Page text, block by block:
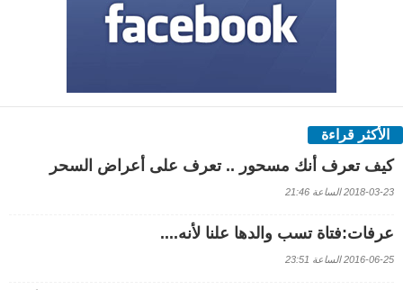
الأكثر قراءة
كيف تعرف أنك مسحور .. تعرف على أعراض السحر
2018-03-23 الساعة 21:46
عرفات:فتاة تسب والدها علنا لأنه....
2016-06-25 الساعة 23:51